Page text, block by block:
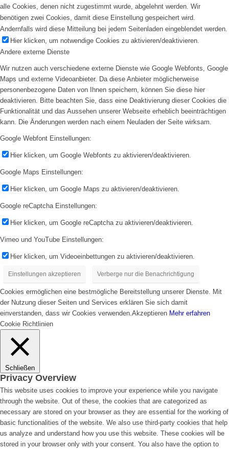
alle Cookies, denen nicht zugestimmt wurde, abgelehnt werden. Wir
benötigen zwei Cookies, damit diese Einstellung gespeichert wird.
Andernfalls wird diese Mitteilung bei jedem Seitenladen eingeblendet werden.
Hier klicken, um notwendige Cookies zu aktivieren/deaktivieren.
Andere externe Dienste
Wir nutzen auch verschiedene externe Dienste wie Google Webfonts, Google
Maps und externe Videoanbieter. Da diese Anbieter möglicherweise
personenbezogene Daten von Ihnen speichern, können Sie diese hier
deaktivieren. Bitte beachten Sie, dass eine Deaktivierung dieser Cookies die
Funktionalität und das Aussehen unserer Webseite erheblich beeinträchtigen
kann. Die Änderungen werden nach einem Neuladen der Seite wirksam.
Google Webfont Einstellungen:
Hier klicken, um Google Webfonts zu aktivieren/deaktivieren.
Google Maps Einstellungen:
Hier klicken, um Google Maps zu aktivieren/deaktivieren.
Google reCaptcha Einstellungen:
Hier klicken, um Google reCaptcha zu aktivieren/deaktivieren.
Vimeo und YouTube Einstellungen:
Hier klicken, um Videoeinbettungen zu aktivieren/deaktivieren.
Einstellungen akzeptieren Verberge nur die Benachrichtigung
Cookies ermöglichen eine bestmögliche Bereitstellung unserer Dienste. Mit
der Nutzung dieser Seiten und Services erklären Sie sich damit
einverstanden, dass wir Cookies verwenden.Akzeptieren Mehr erfahren
Cookie Richtlinien
Schließen
Privacy Overview
This website uses cookies to improve your experience while you navigate
through the website. Out of these, the cookies that are categorized as
necessary are stored on your browser as they are essential for the working of
basic functionalities of the website. We also use third-party cookies that help
us analyze and understand how you use this website. These cookies will be
stored in your browser only with your consent. You also have the option to